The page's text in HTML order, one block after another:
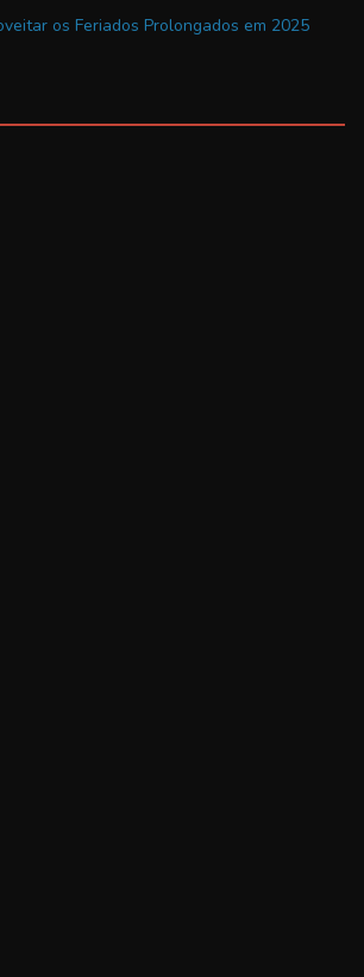
os Feriados Prolongados em 2025